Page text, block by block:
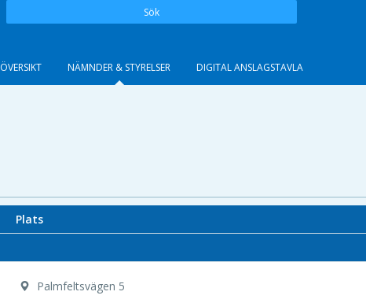
Sök
ÖVERSIKT NÄMNDER & STYRELSER DIGITAL ANSLAGSTAVLA
Plats
Palmfeltsvägen 5